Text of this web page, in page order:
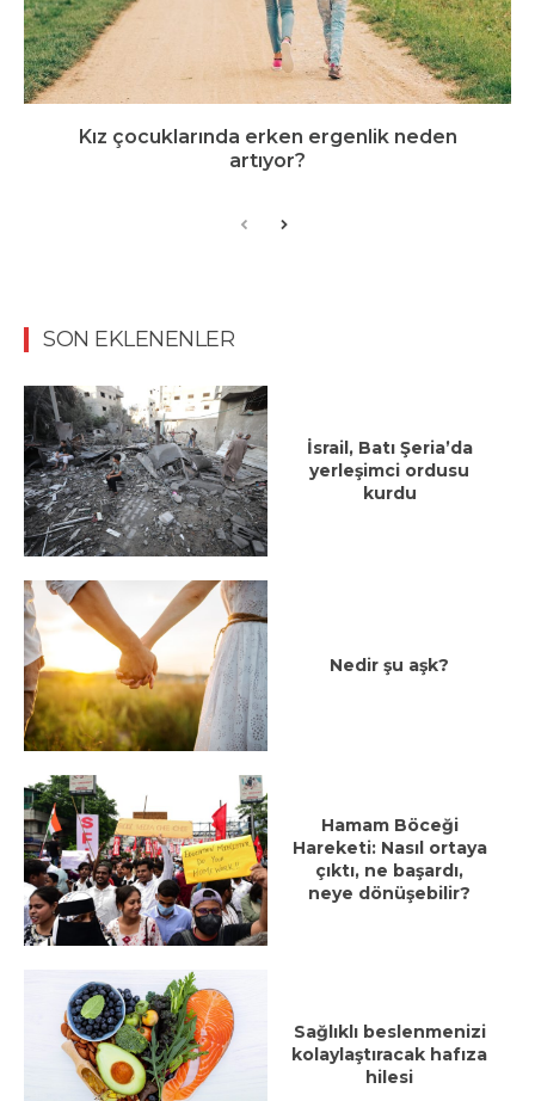
Kız çocuklarında erken ergenlik neden
artıyor?
SON EKLENENLER
İsrail, Batı Şeria’da
yerleşimci ordusu
kurdu
Nedir şu aşk?
Hamam Böceği
Hareketi: Nasıl ortaya
çıktı, ne başardı,
neye dönüşebilir?
Sağlıklı beslenmenizi
kolaylaştıracak hafıza
hilesi